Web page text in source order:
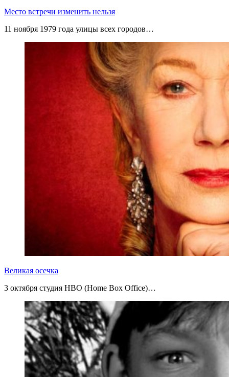
Место встречи изменить нельзя
11 ноября 1979 года улицы всех городов…
Великая осечка
3 октября студия HBO (Home Box Office)…